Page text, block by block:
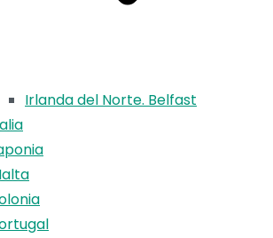
Irlanda del Norte. Belfast